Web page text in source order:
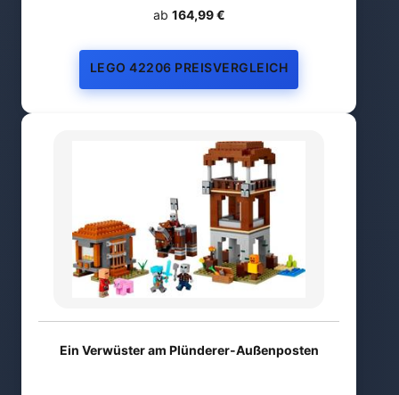
ab 164,99 €
LEGO 42206 PREISVERGLEICH
Ein Verwüster am Plünderer-Außenposten